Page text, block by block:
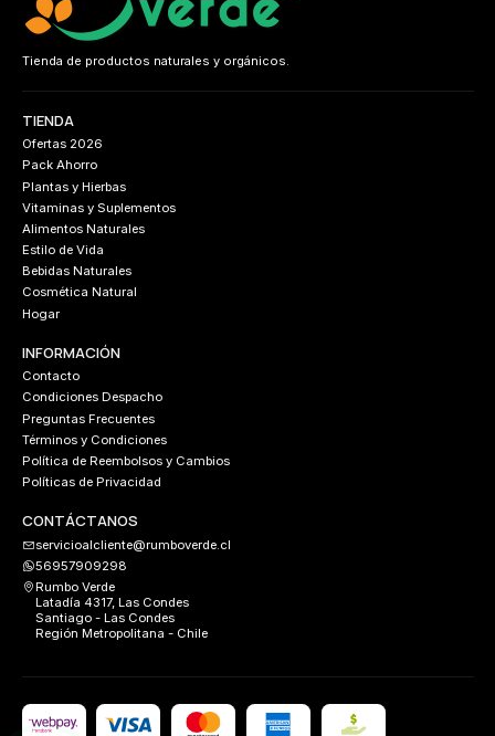
Tienda de productos naturales y orgánicos.
TIENDA
Ofertas 2026
Pack Ahorro
Plantas y Hierbas
Vitaminas y Suplementos
Alimentos Naturales
Estilo de Vida
Bebidas Naturales
Cosmética Natural
Hogar
INFORMACIÓN
Contacto
Condiciones Despacho
Preguntas Frecuentes
Términos y Condiciones
Política de Reembolsos y Cambios
Políticas de Privacidad
CONTÁCTANOS
servicioalcliente@rumboverde.cl
56957909298
Rumbo Verde
Latadía 4317, Las Condes
Santiago - Las Condes
Región Metropolitana - Chile